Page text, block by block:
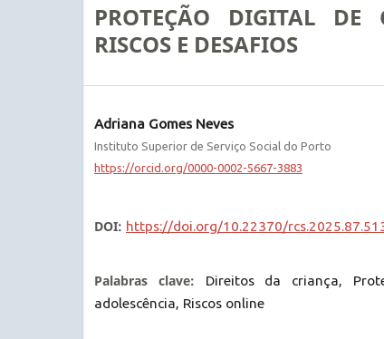
PROTEÇÃO DIGITAL DE
RISCOS E DESAFIOS
Adriana Gomes Neves
Instituto Superior de Serviço Social do Porto
https://orcid.org/0000-0002-5667-3883
DOI: https://doi.org/10.22370/
Palabras clave:
Direitos da criança,
adolescência, Riscos online